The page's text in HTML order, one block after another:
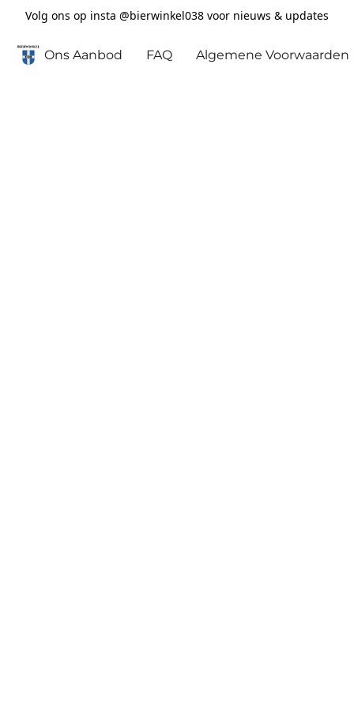
Volg ons op insta @bierwinkel038 voor nieuws & updates
Ons Aanbod FAQ Algemene Voorwaarden